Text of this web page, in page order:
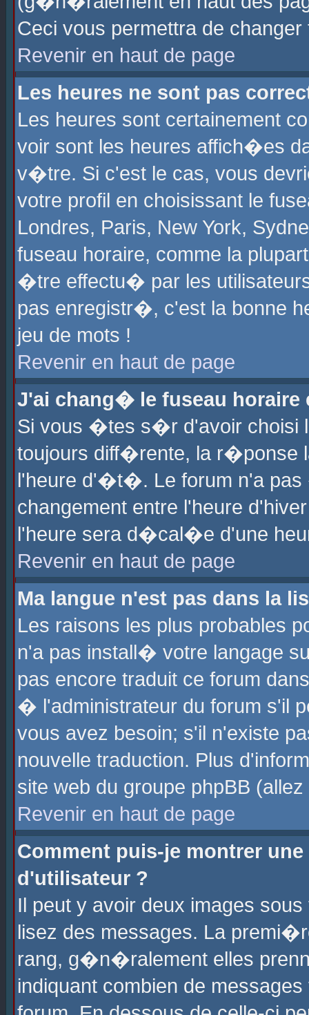
Ceci vous permettra de
Revenir en haut de page
Les heures ne sont pas
Les heures sont certainement
voir sont les heures affich�es
v�tre. Si c'est le cas, vous
votre profil en choisissant le
Londres, Paris, New York,
fuseau horaire, comme la
�tre effectu� par les
pas enregistr�, c'est la bonne
jeu de mots !
Revenir en haut de page
J'ai chang� le fuseau horaire
Si vous �tes s�r d'avoir choisi
toujours diff�rente, la r�ponse
l'heure d'�t�. Le forum n'a
changement entre l'heure
l'heure sera d�cal�e d'une
Revenir en haut de page
Ma langue n'est pas dans la
Les raisons les plus probables
n'a pas install� votre langage
pas encore traduit ce forum
� l'administrateur du forum s'il
vous avez besoin; s'il n'existe
nouvelle traduction. Plus
site web du groupe phpBB
Revenir en haut de page
Comment puis-je montrer
d'utilisateur ?
Il peut y avoir deux images
lisez des messages. La
rang, g�n�ralement elles
indiquant combien de